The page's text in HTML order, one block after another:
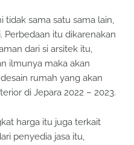
tidak sama satu sama lain,
Perbedaan itu dikarenakan
dari si arsitek itu,
ilmunya maka akan
rumah yang akan
di Jepara 2022 – 2023.
harga itu juga terkait
penyedia jasa itu,